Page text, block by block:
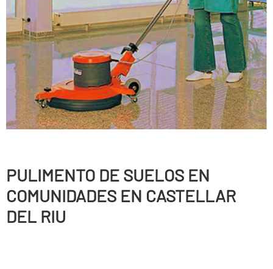
PULIMENTO DE SUELOS EN
COMUNIDADES EN CASTELLAR
DEL RIU